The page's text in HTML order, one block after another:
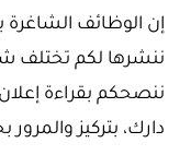
إن الوظائف الشاغرة
ننشرها لكم تختلف
ننصحكم بقراءة
دارك، بتركيز